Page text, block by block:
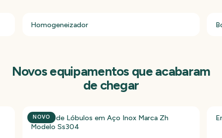
Homogeneizador
Novos equipamentos que acabaram
de chegar
NOVO
Bomba de Lóbulos em Aço Inox Marca Zh
Modelo Ss304